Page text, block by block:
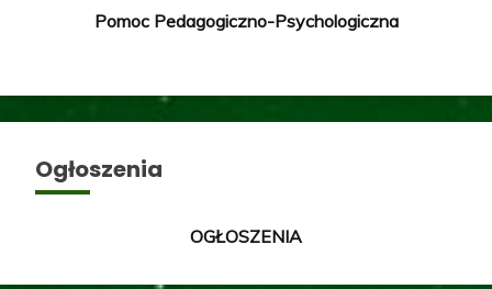
Pomoc Pedagogiczno-Psychologiczna
Ogłoszenia
OGŁOSZENIA